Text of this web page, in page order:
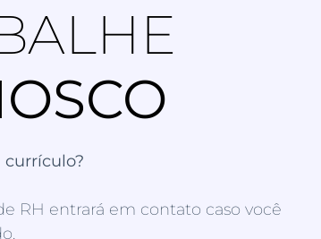
currículo?
RH entrará em contato caso você